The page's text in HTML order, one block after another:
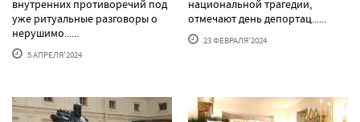
внутренних противоречий под
уже ритуальные разговоры о
нерушимо......
5 АПРЕЛЯ'2024
национальной трагедии,
отмечают день депортац......
23 ФЕВРАЛЯ'2024